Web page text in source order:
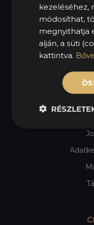
kezeléséhez,
módosíthat,
megnyithatja
alján, a süti
kattintva.